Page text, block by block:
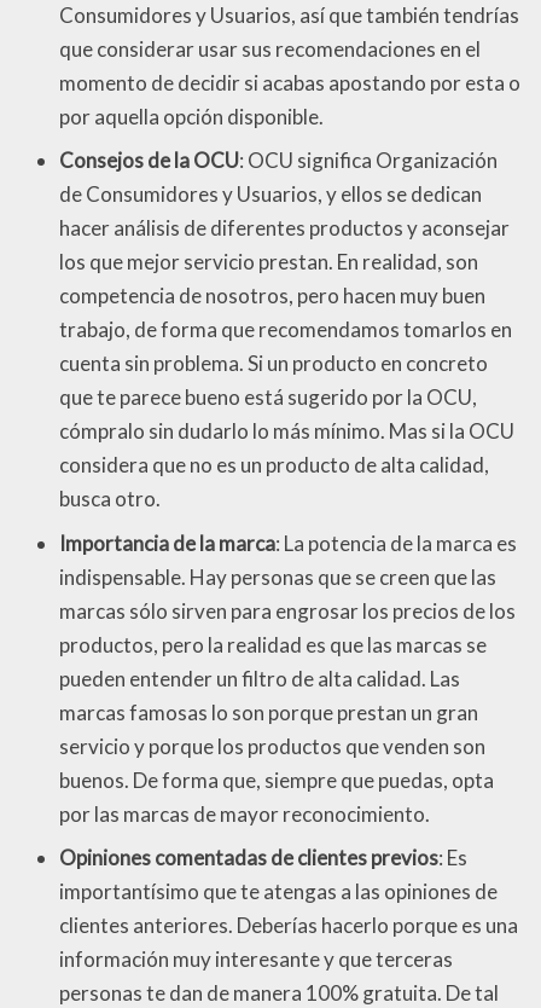
Consumidores y Usuarios, así que también tendrías
que considerar usar sus recomendaciones en el
momento de decidir si acabas apostando por esta o
por aquella opción disponible.
Consejos de la OCU: OCU significa Organización
de Consumidores y Usuarios, y ellos se dedican
hacer análisis de diferentes productos y aconsejar
los que mejor servicio prestan. En realidad, son
competencia de nosotros, pero hacen muy buen
trabajo, de forma que recomendamos tomarlos en
cuenta sin problema. Si un producto en concreto
que te parece bueno está sugerido por la OCU,
cómpralo sin dudarlo lo más mínimo. Mas si la OCU
considera que no es un producto de alta calidad,
busca otro.
Importancia de la marca: La potencia de la marca es
indispensable. Hay personas que se creen que las
marcas sólo sirven para engrosar los precios de los
productos, pero la realidad es que las marcas se
pueden entender un filtro de alta calidad. Las
marcas famosas lo son porque prestan un gran
servicio y porque los productos que venden son
buenos. De forma que, siempre que puedas, opta
por las marcas de mayor reconocimiento.
Opiniones comentadas de clientes previos: Es
importantísimo que te atengas a las opiniones de
clientes anteriores. Deberías hacerlo porque es una
información muy interesante y que terceras
personas te dan de manera 100% gratuita. De tal